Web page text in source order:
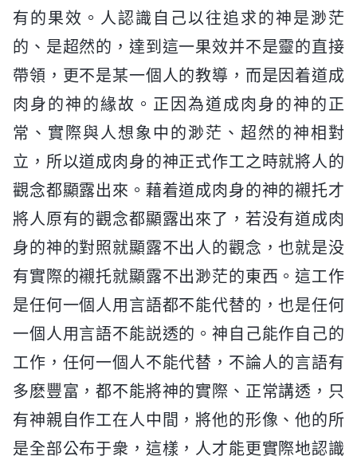
有的果效。人認識自己以往追求的神是渺茫
的、是超然的，達到這一果效并不是靈的直接
帶領，更不是某一個人的教導，而是因着道成
肉身的神的緣故。正因為道成肉身的神的正
常、實際與人想象中的渺茫、超然的神相對
立，所以道成肉身的神正式作工之時就將人的
觀念都顯露出來。藉着道成肉身的神的襯托才
將人原有的觀念都顯露出來了，若没有道成肉
身的神的對照就顯露不出人的觀念，也就是没
有實際的襯托就顯露不出渺茫的東西。這工作
是任何一個人用言語都不能代替的，也是任何
一個人用言語不能説透的。神自己能作自己的
工作，任何一個人不能代替，不論人的言語有
多麽豐富，都不能將神的實際、正常講透，只
有神親自作工在人中間，將他的形像、他的所
是全部公布于衆，這樣，人才能更實際地認識